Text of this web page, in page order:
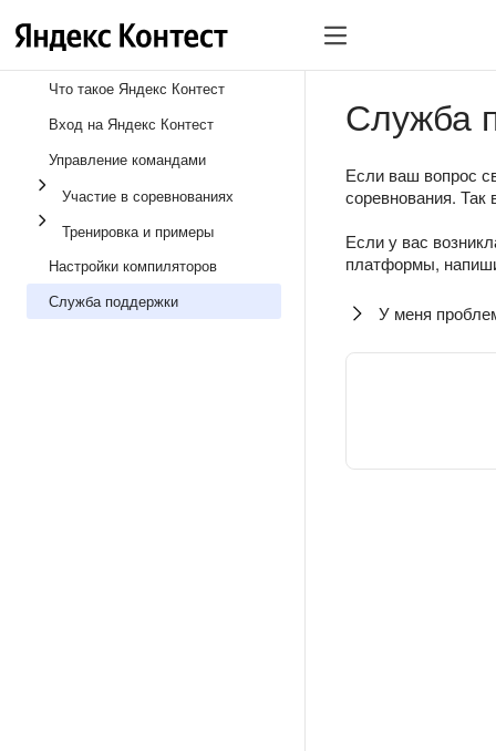
Что такое Яндекс Контест
Вход на Яндекс Контест
Управление командами
Участие в соревнованиях
Тренировка и примеры
Настройки компиляторов
Служба поддержки
Служба
Если ваш вопрос
соревнования. Так
Если у вас
платформы,
У меня